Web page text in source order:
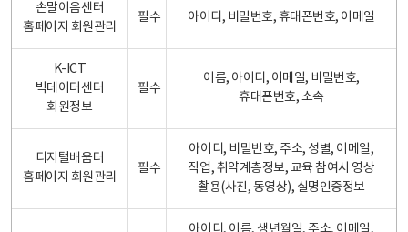
손말이음센터
홈페이지 회원관리
필수 아이디, 비밀번호, 휴대폰번호, 이메일
K-ICT
빅데이터센터
회원정보
필수
이름, 아이디, 이메일, 비밀번호,
휴대폰번호, 소속
디지털배움터
홈페이지 회원관리
필수
아이디, 비밀번호, 주소, 성별, 이메일,
직업, 취약계층정보, 교육 참여시 영상
촬용(사진, 동영상), 실명인증정보